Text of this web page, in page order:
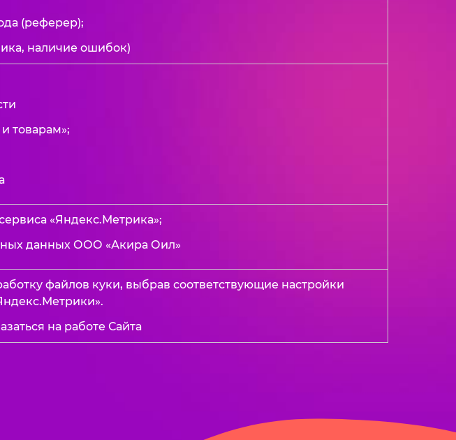
(реферер);
наличие ошибок)
товарам»;
«Яндекс.Метрика»;
данных ООО «Акира Оил»
файлов куки, выбрав соответствующие настройки
на работе Сайта